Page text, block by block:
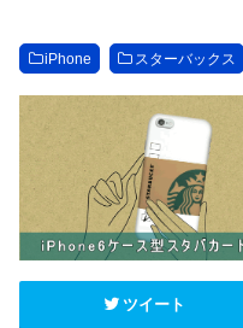
iPhone スターバックス
ツイート